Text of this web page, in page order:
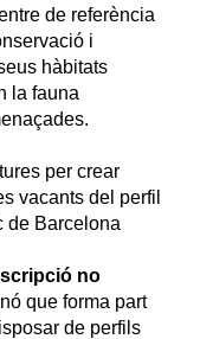
de referència
i
hàbitats
la fauna
per crear
vacants del perfil
de Barcelona
no
que forma part
de perfils